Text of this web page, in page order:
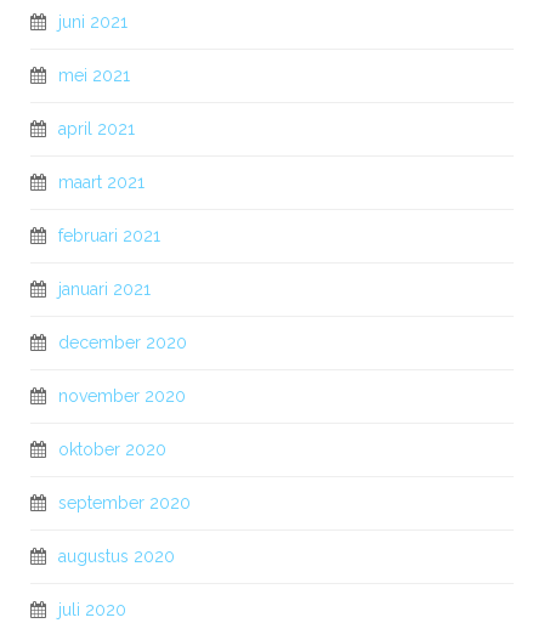
juni 2021
mei 2021
april 2021
maart 2021
februari 2021
januari 2021
december 2020
november 2020
oktober 2020
september 2020
augustus 2020
juli 2020